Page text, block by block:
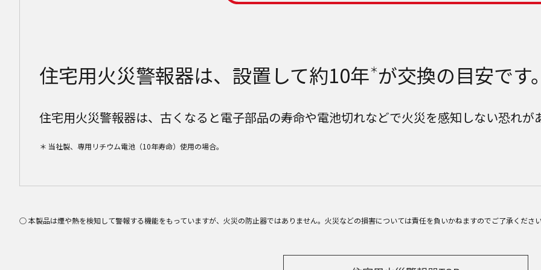
住宅用火災警報器は、設置して約10年＊ が交換の目安です。
住宅用火災警報器は、古くなると電子部品の寿命や電池切れなどで火災を感知しない恐れが
＊ 当社製、専用リチウム電池（10年寿命）使用の場合。
○ 本製品は煙や熱を検知して警報する機能をもっていますが、火災の防止器ではありません。火災などの損害については責任を負いかねますのでご了承ください